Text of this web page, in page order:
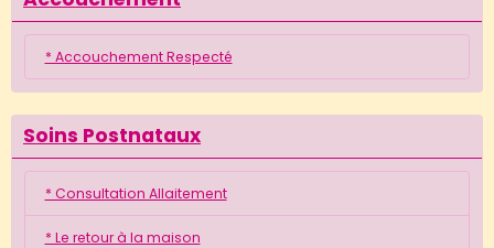
* Accouchement Respecté
Soins Postnataux
* Consultation Allaitement
* Le retour à la maison